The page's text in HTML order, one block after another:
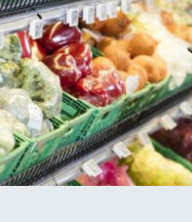
moet de hoeveelheid